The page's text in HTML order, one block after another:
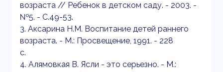
возраста // Ребенок в детском саду. - 2003. -
№5. - С.49-53.
3. Аксарина Н.М. Воспитание детей раннего
возраста. - М.: Просвещение, 1991. - 228
с.
4. Алямовкая В. Ясли - это серьезно. - М.: